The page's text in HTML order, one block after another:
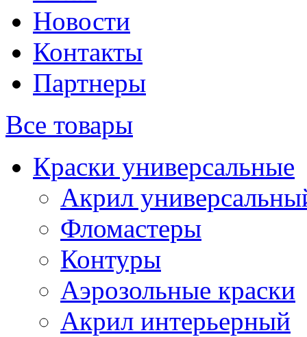
Новости
Контакты
Партнеры
Все товары
Краски универсальные
Акрил
Фломастеры
Контуры
Аэрозольные краски
Акрил интерьерный